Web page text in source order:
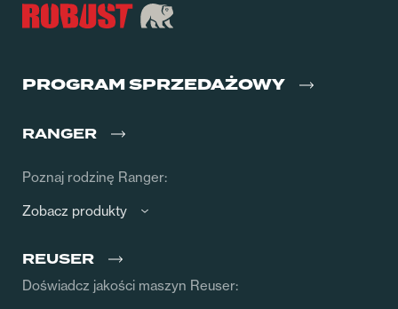
PROGRAM SPRZEDAŻOWY
RANGER
Poznaj rodzinę Ranger:
Zobacz produkty
REUSER
Doświadcz jakości maszyn Reuser: